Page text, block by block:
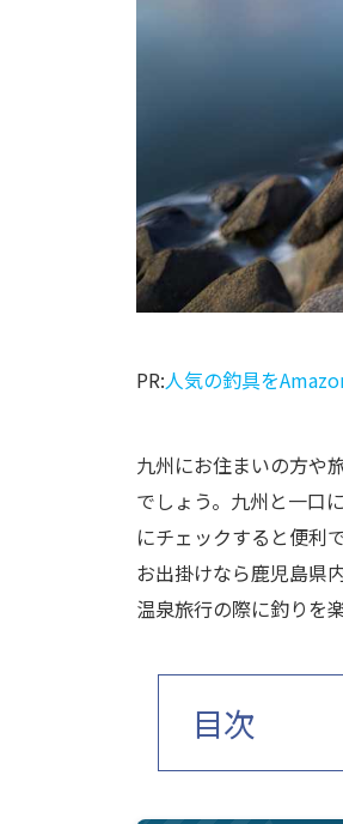
PR:人気の釣具を
九州にお住まいの方や
でしょう。九州と一口
にチェックすると便利
お出掛けなら鹿児島県
温泉旅行の際に釣りを
目次